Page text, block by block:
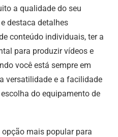
a qualidade do seu
destaca detalhes
conteúdo individuais, ter a
para produzir vídeos e
você está sempre em
versatilidade e a facilidade
do equipamento de
mais popular para